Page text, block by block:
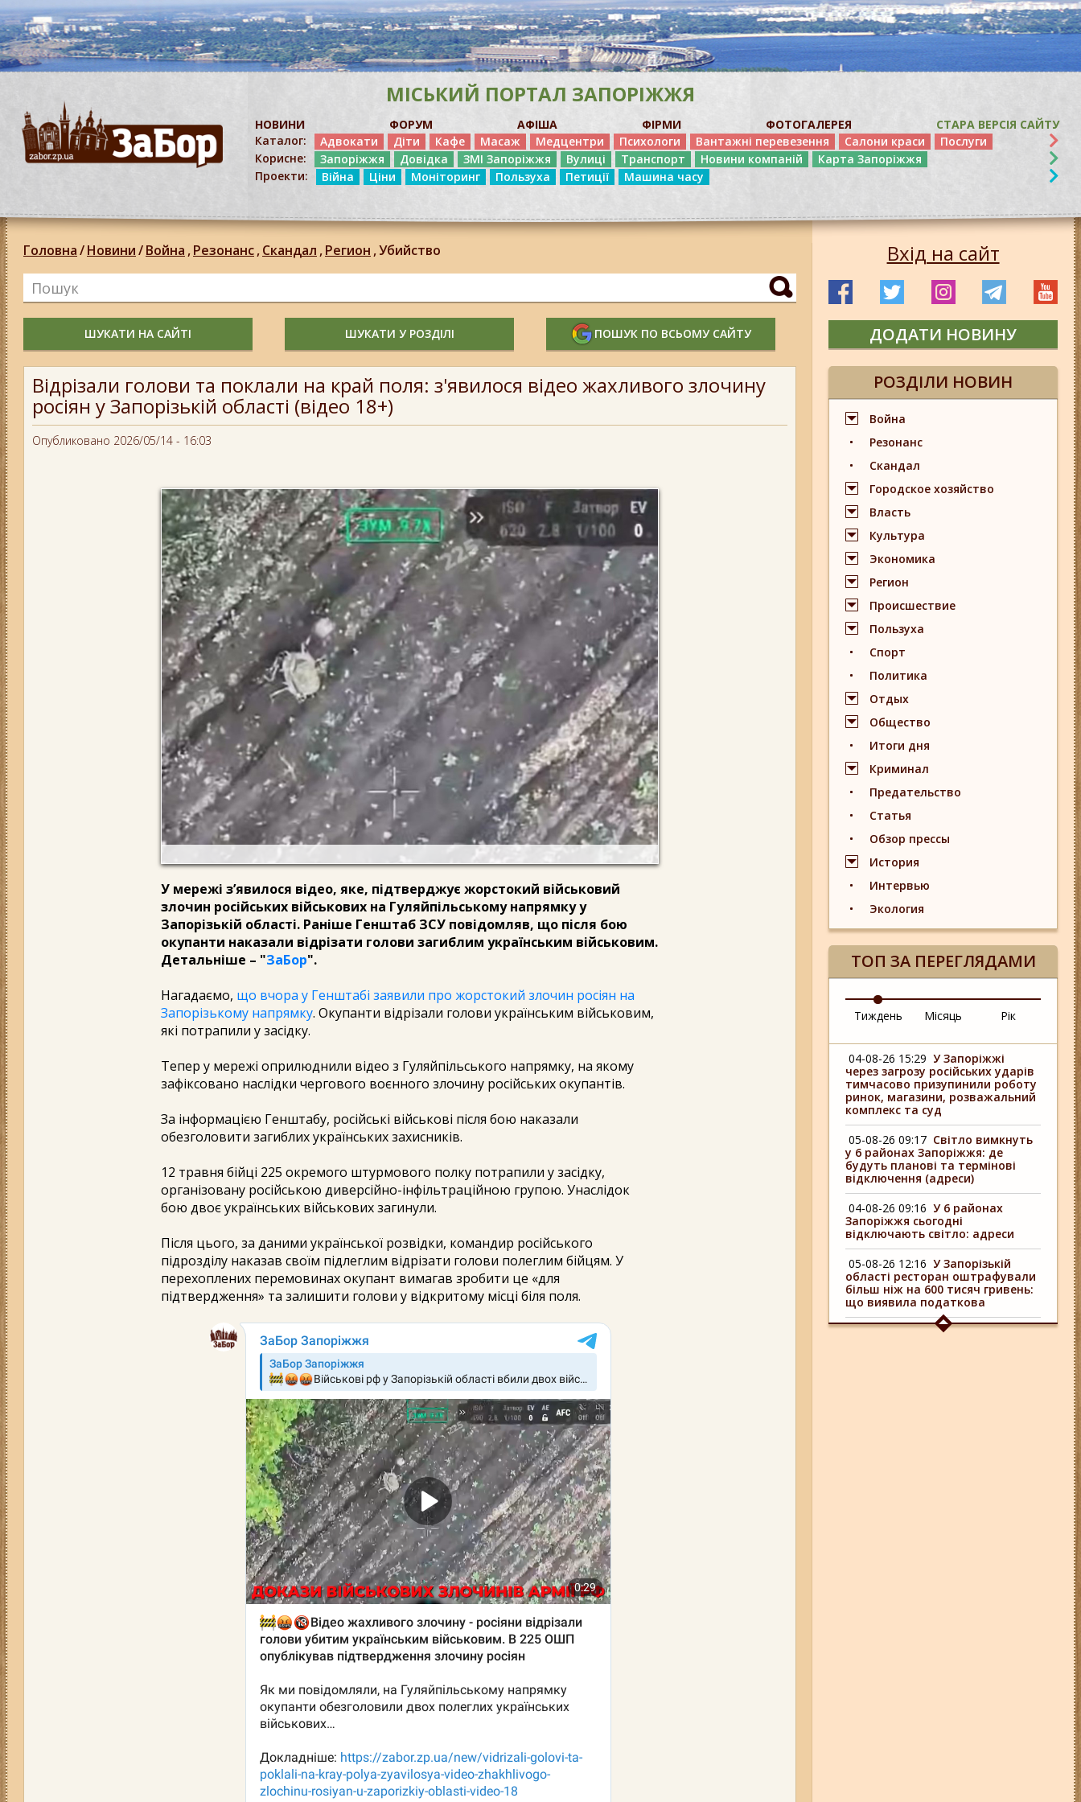
МІСЬКИЙ ПОРТАЛ ЗАПОРІЖЖЯ
НОВИНИ ФОРУМ АФІША ФІРМИ ФОТОГАЛЕРЕЯ
СТАРА ВЕРСІЯ САЙТУ
Каталог:
Адвокати Діти Кафе Масаж Медцентри Психологи Вантажні перевезення Салони краси
Послуги
Корисне:
Запоріжжя Довідка ЗМІ Запоріжжя Вулиці Транспорт Новини компаній
Карта Запоріжжя
Проекти:
Війна Ціни Моніторинг Пользуха Петиції Машина часу
Головна/Новини/Война ,Резонанс,Скандал ,Регион ,Убийство
ШУКАТИ НА САЙТІ ШУКАТИ У РОЗДІЛІ ПОШУК ПО ВСЬОМУ САЙТУ
Відрізали голови та поклали на край поля: з'явилося відео жахливого злочину
росіян у Запорізькій області (відео 18+)
Опубликовано 2026/05/14 - 16:03
У мережі з’явилося відео, яке, підтверджує жорстокий військовий
злочин російських військових на Гуляйпільському напрямку у
Запорізькій області. Раніше Генштаб ЗСУ повідомляв, що після бою
окупанти наказали відрізати голови загиблим українським військовим.
Детальніше – "ЗаБор".
Нагадаємо, що вчора у Генштабі заявили про жорстокий злочин росіян на
Запорізькому напрямку. Окупанти відрізали голови українським військовим,
які потрапили у засідку.
Тепер у мережі оприлюднили відео з Гуляйпільського напрямку, на якому
зафіксовано наслідки чергового воєнного злочину російських окупантів.
За інформацією Генштабу, російські військові після бою наказали
обезголовити загиблих українських захисників.
12 травня бійці 225 окремого штурмового полку потрапили у засідку,
організовану російською диверсійно-інфільтраційною групою. Унаслідок
бою двоє українських військових загинули.
Після цього, за даними української розвідки, командир російського
підрозділу наказав своїм підлеглим відрізати голови полеглим бійцям. У
перехоплених перемовинах окупант вимагав зробити це «для
підтвердження» та залишити голови у відкритому місці біля поля.
Вхід на сайт
ДОДАТИ НОВИНУ
РОЗДІЛИ НОВИН
Война
Резонанс
Скандал
Городское хозяйство
Власть
Культура
Экономика
Регион
Происшествие
Пользуха
Спорт
Политика
Отдых
Общество
Итоги дня
Криминал
Предательство
Статья
Обзор прессы
История
Интервью
Экология
ТОП ЗА ПЕРЕГЛЯДАМИ
Тиждень Місяць Рік
04-08-26 15:29 У Запоріжжі
через загрозу російських ударів
тимчасово призупинили роботу
ринок, магазини, розважальний
комплекс та суд
05-08-26 09:17 Світло вимкнуть
у 6 районах Запоріжжя: де
будуть планові та термінові
відключення (адреси)
04-08-26 09:16 У 6 районах
Запоріжжя сьогодні
відключають світло: адреси
05-08-26 12:16 У Запорізькій
області ресторан оштрафували
більш ніж на 600 тисяч гривень:
що виявила податкова
04-08-26 11:14 Що зміниться для